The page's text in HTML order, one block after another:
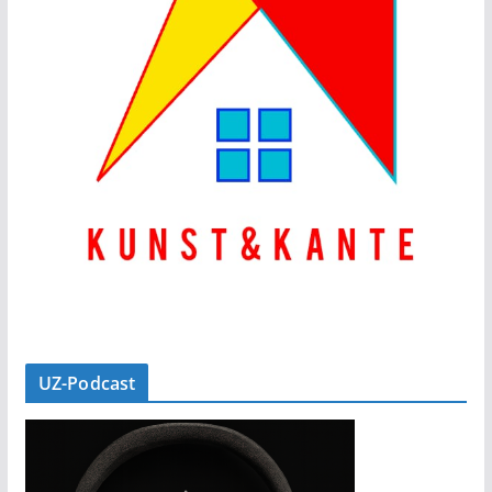
UZ-Podcast